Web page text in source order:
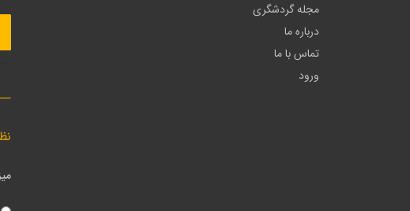
مجله گردشگری
درباره ما
تماس با ما
ورود